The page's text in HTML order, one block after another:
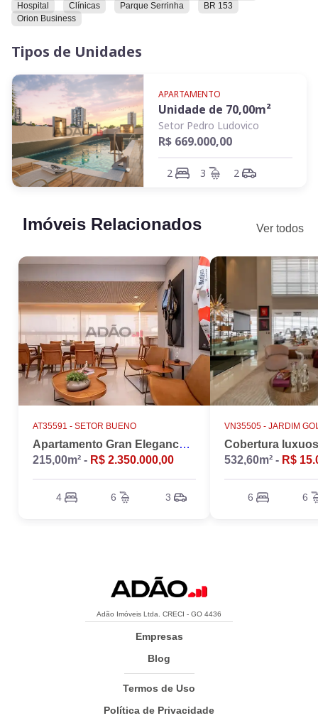
Hospital
Clínicas Parque Serrinha
BR 153
Orion Business
Tipos de Unidades
APARTAMENTO
Unidade de 70,00m²
Setor Pedro Ludovico
R$ 669.000,00
2 3 2
Imóveis Relacionados Ver todos
AT35591 - SETOR BUENO
Apartamento Gran Elegance - 4 suites + Home Office
215,00m² - R$ 2.350.000,00
4 6 3
VN35505 - JARDIM
532,60m² - R$
6 6
Adão Imóveis Ltda. CRECI - GO 4436
Empresas
Blog
Termos de Uso
Política de Privacidade